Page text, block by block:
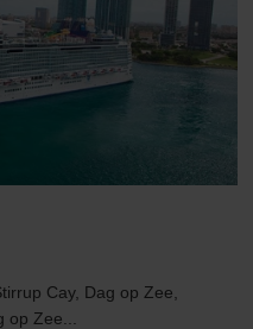
Cay, Dag op Zee,
Zee...